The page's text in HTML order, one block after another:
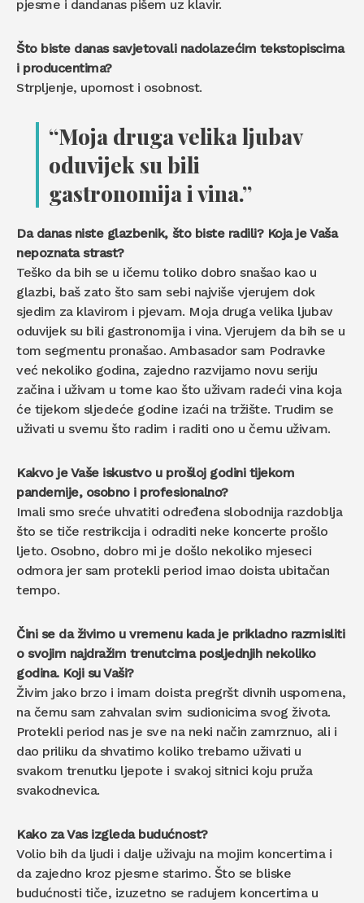
pjesme i dandanas pišem uz klavir.
Što biste danas savjetovali nadolazećim tekstopiscima
i producentima?
Strpljenje, upornost i osobnost.
“Moja druga velika ljubav
oduvijek su bili
gastronomija i vina.”
Da danas niste glazbenik, što biste radili? Koja je Vaša
nepoznata strast?
Teško da bih se u ičemu toliko dobro snašao kao u
glazbi, baš zato što sam sebi najviše vjerujem dok
sjedim za klavirom i pjevam. Moja druga velika ljubav
oduvijek su bili gastronomija i vina. Vjerujem da bih se u
tom segmentu pronašao. Ambasador sam Podravke
već nekoliko godina, zajedno razvijamo novu seriju
začina i uživam u tome kao što uživam radeći vina koja
će tijekom sljedeće godine izaći na tržište. Trudim se
uživati u svemu što radim i raditi ono u čemu uživam.
Kakvo je Vaše iskustvo u prošloj godini tijekom
pandemije, osobno i profesionalno?
Imali smo sreće uhvatiti određena slobodnija razdoblja
što se tiče restrikcija i odraditi neke koncerte prošlo
ljeto. Osobno, dobro mi je došlo nekoliko mjeseci
odmora jer sam protekli period imao doista ubitačan
tempo.
Čini se da živimo u vremenu kada je prikladno razmisliti
o svojim najdražim trenutcima posljednjih nekoliko
godina. Koji su Vaši?
Živim jako brzo i imam doista pregršt divnih uspomena,
na čemu sam zahvalan svim sudionicima svog života.
Protekli period nas je sve na neki način zamrznuo, ali i
dao priliku da shvatimo koliko trebamo uživati u
svakom trenutku ljepote i svakoj sitnici koju pruža
svakodnevica.
Kako za Vas izgleda budućnost?
Volio bih da ljudi i dalje uživaju na mojim koncertima i
da zajedno kroz pjesme starimo. Što se bliske
budućnosti tiče, izuzetno se radujem koncertima u